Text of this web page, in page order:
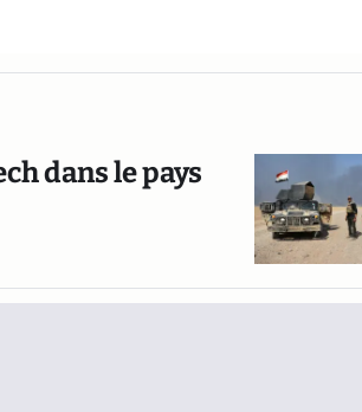
dans le pays